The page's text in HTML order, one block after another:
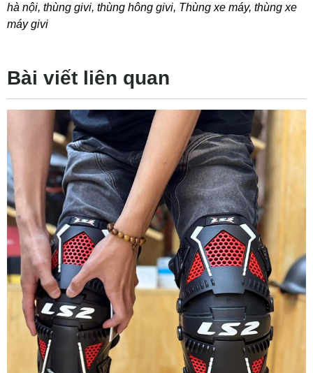
hà nội, thùng givi, thùng hông givi, Thùng xe máy, thùng xe
máy givi
Bài viết liên quan